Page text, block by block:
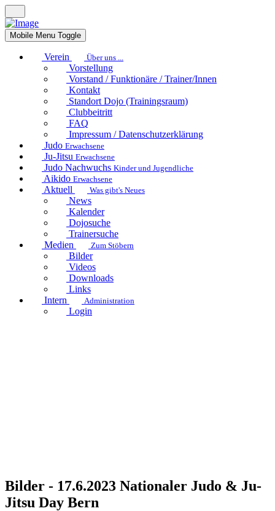
Mobile Menu Toggle
Verein Über uns ...
Vorstellung
Vorstand / Funktionäre / Trainer/Innen
Kontakt
Standort Dojo (Trainingsraum)
Clubbeitritt
FAQ
Impressum / Datenschutzerklärung
Judo Erwachsene
Ju-Jitsu Erwachsene
Judo Nachwuchs Kinder und Jugendliche
Aikido Erwachsene
Aktuell Was gibt's Neues
News
Kalender
Dojosuche
Trainersuche
Medien
Zum Stöbern
Bilder
Videos
Downloads
Links
Intern
Administration
Login
Bilder - 17.6.2023 Nationaler Judo & Ju-
Jitsu Day Bern